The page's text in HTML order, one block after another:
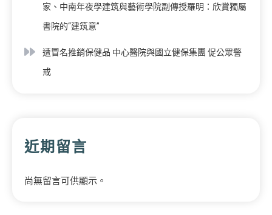
家、中南年夜學建筑與藝術學院副傳授羅明：欣賞獨屬
書院的“建筑意”
遭冒名推銷保健品 中心醫院與國立健保集團 促公眾警
戒
近期留言
尚無留言可供顯示。